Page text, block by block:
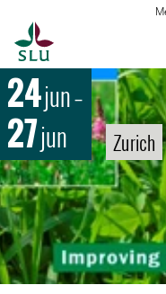
24jun–
27jun Zurich